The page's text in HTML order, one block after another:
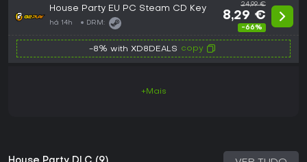
House Party EU PC Steam CD Key
há 14h DRM:
24,99 €
8,29 €
-66%
-8% with XD8DEALS copy
+Mais